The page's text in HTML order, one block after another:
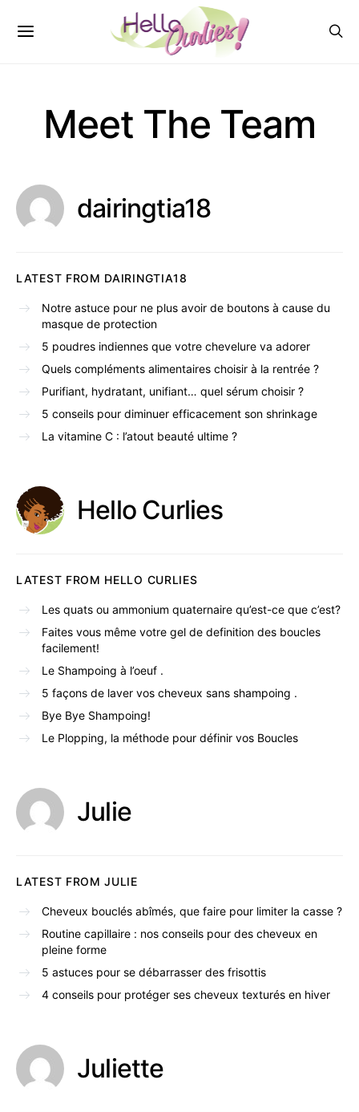
Meet The Team
dairingtia18
LATEST FROM DAIRINGTIA18
Notre astuce pour ne plus avoir de boutons à cause du
masque de protection
5 poudres indiennes que votre chevelure va adorer
Quels compléments alimentaires choisir à la rentrée ?
Purifiant, hydratant, unifiant… quel sérum choisir ?
5 conseils pour diminuer efficacement son shrinkage
La vitamine C : l’atout beauté ultime ?
Hello Curlies
LATEST FROM HELLO CURLIES
Les quats ou ammonium quaternaire qu’est-ce que c’est?
Faites vous même votre gel de definition des boucles
facilement!
Le Shampoing à l’oeuf .
5 façons de laver vos cheveux sans shampoing .
Bye Bye Shampoing!
Le Plopping, la méthode pour définir vos Boucles
Julie
LATEST FROM JULIE
Cheveux bouclés abîmés, que faire pour limiter la casse ?
Routine capillaire : nos conseils pour des cheveux en
pleine forme
5 astuces pour se débarrasser des frisottis
4 conseils pour protéger ses cheveux texturés en hiver
Juliette